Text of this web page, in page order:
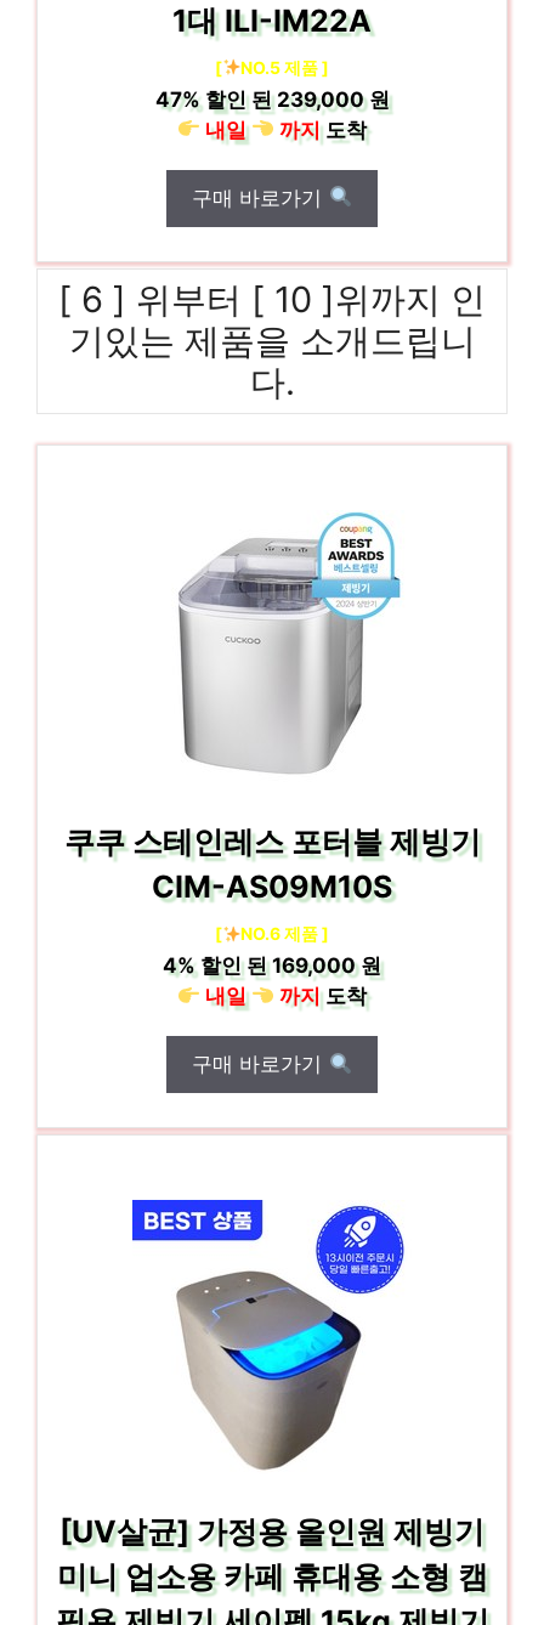
1대 ILI-IM22A
[ NO.5 제품 ]
47%할인 된239,000 원
내일
까지도착
구매 바로가기
[ 6 ] 위부터 [ 10 ]위까지 인
기있는 제품을 소개드립니
다.
쿠쿠 스테인레스 포터블 제빙기
CIM-AS09M10S
[ NO.6 제품 ]
4%할인 된169,000 원
내일
까지도착
구매 바로가기
[UV살균] 가정용 올인원 제빙기
미니 업소용 카페 휴대용 소형 캠